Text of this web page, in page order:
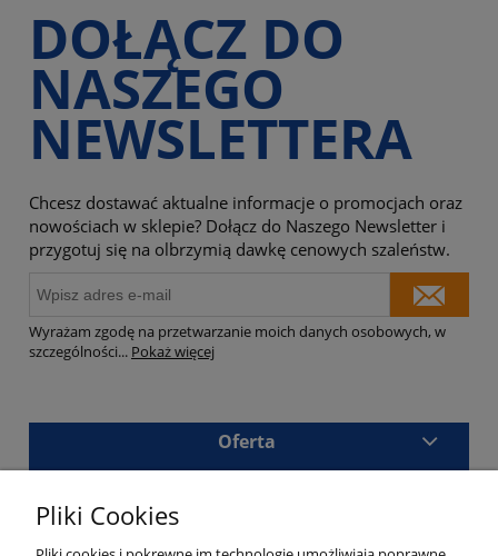
DOŁĄCZ DO
NASZEGO
NEWSLETTERA
Chcesz dostawać aktualne informacje o promocjach oraz
nowościach w sklepie? Dołącz do Naszego Newsletter i
przygotuj się na olbrzymią dawkę cenowych szaleństw.
Wyrażam zgodę na przetwarzanie moich danych osobowych, w
szczególności... Pokaż więcej
Oferta
Pliki Cookies